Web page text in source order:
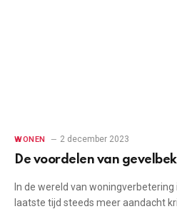
WONEN 2 december 2023
De voordelen van
In de wereld van
laatste tijd steeds meer aandacht